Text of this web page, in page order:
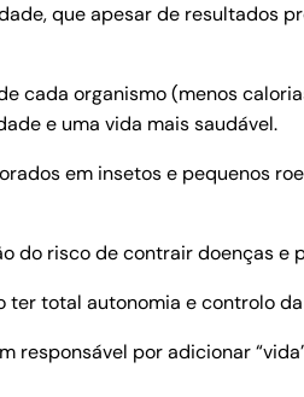
que apesar de resultados
cada organismo (menos
e uma vida mais saudável.
em insetos e pequenos
do risco de contrair doenças e
ter total autonomia e controlo
por adicionar